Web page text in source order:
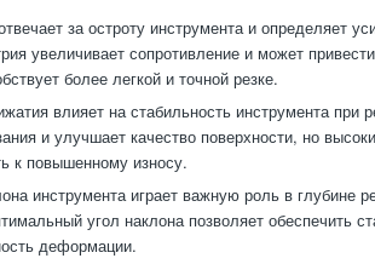
за остроту инструмента и определяет
увеличивает сопротивление и может
более легкой и точной резке.
влияет на стабильность инструмента при
и улучшает качество поверхности, но
к повышенному износу.
инструмента играет важную роль в глубине
угол наклона позволяет обеспечить
деформации.